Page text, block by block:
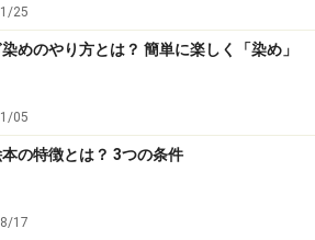
25
めのやり方とは？ 簡単に楽しく「染め」
05
本の特徴とは？ 3つの条件
17